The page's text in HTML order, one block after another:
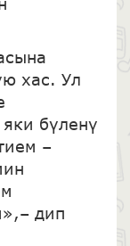
хас. Ул
бүленү
–
дип